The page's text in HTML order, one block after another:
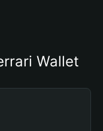
Wallet